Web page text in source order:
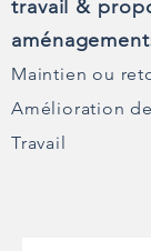
travail &
Maintien ou
Amélioration
Travail